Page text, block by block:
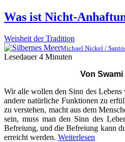
Was ist Nicht-
Weisheit der Tradition
Michael Nickel /
Lesedauer 4 Minuten
Von Swami
Wir alle wollen den Sinn des Lebens
andere natürliche Funktionen zu
zu verstehen, macht aus dem
sein, muss man den Sinn des
Befreiung, und die Befreiung kann
erreicht werden. Weiterlesen